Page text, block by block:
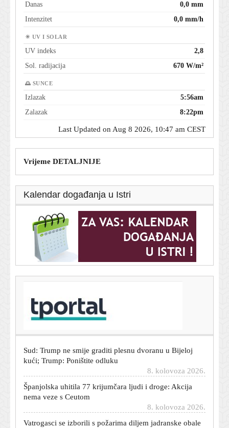
Danas
0,0 mm
Intenzitet
0,0 mm/h
☀ UV I SOLAR
UV indeks
2,8
Sol. radijacija
670 W/m²
🌅 SUNCE
Izlazak
5:56am
Zalazak
8:22pm
Last Updated on Aug 8 2026, 10:47 am CEST
Vrijeme DETALJNIJE
Kalendar događanja u Istri
SAD odobrile nove sankcije Rusiji: Von der Leyen
oduševljena
kući; Trump: Poništite odluku
nema veze s Ceutom